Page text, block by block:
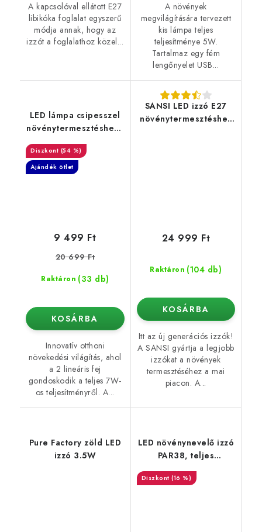
A kapcsolóval ellátott E27
libikóka foglalat egyszerű
módja annak, hogy az
izzót a foglalathoz közel...
A növények
megvilágítására tervezett
kis lámpa teljes
teljesítménye 5W.
Tartalmaz egy fém
lengőnyelet USB...
LED lámpa csipesszel
növénytermesztéshez -
2 kar
(54 %)
Ajándék ötlet
Raktáron (33 db)
9 499 Ft
20 699 Ft
KOSÁRBA
Innovatív otthoni
növekedési világítás, ahol
a 2 lineáris fej
gondoskodik a teljes 7W-
os teljesítményről. A...
SANSI LED izzó E27
növénytermesztéshez
Raktáron (104 db)
24 999 Ft
KOSÁRBA
Itt az új generációs izzók!
A SANSI gyártja a legjobb
izzókat a növények
termesztéséhez a mai
piacon. A...
Pure Factory zöld LED
izzó 3.5W
LED növénynevelő izzó
PAR38, teljes
spektrum – 26 W
(16 %)